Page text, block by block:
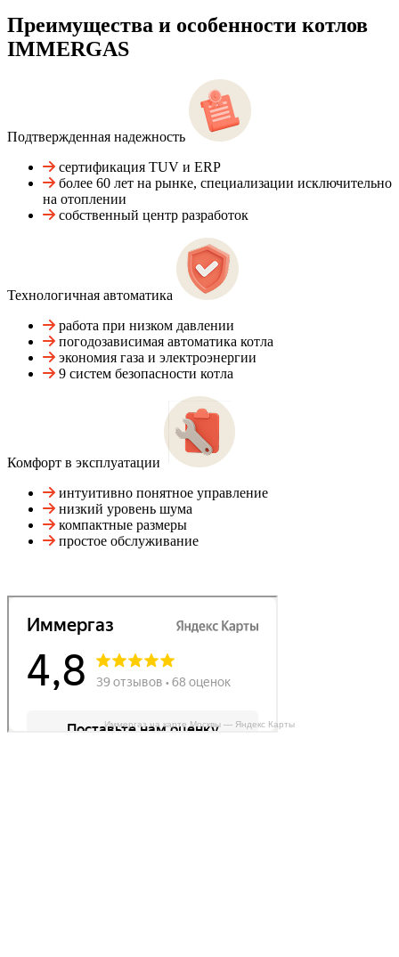
Преимущества и особенности котлов
IMMERGAS
Подтвержденная надежность
сертификация TUV и ERP
более 60 лет на рынке, специализации исключительно
на отоплении
собственный центр разработок
Технологичная автоматика
работа при низком давлении
погодозависимая автоматика котла
экономия газа и электроэнергии
9 систем безопасности котла
Комфорт в эксплуатации
интуитивно понятное управление
низкий уровень шума
компактные размеры
простое обслуживание
Иммергаз на карте Москвы — Яндекс Карты